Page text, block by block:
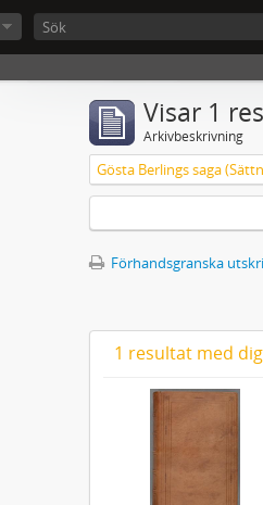
Visar 1
Arkivbeskrivning
Gösta Berlings saga
Förhandsgranska
1 resultat med